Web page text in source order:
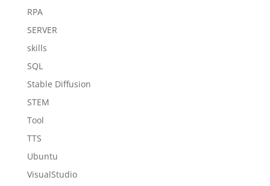
RPA
SERVER
skills
SQL
Stable Diffusion
STEM
Tool
TTS
Ubuntu
VisualStudio